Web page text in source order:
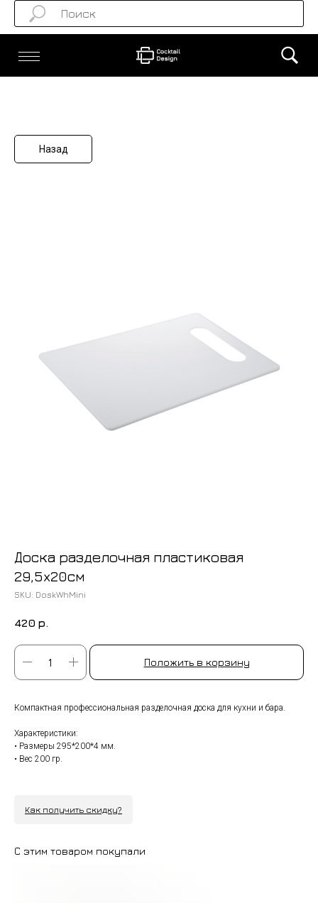
Назад
Доска разделочная пластиковая
29,5x20см
SKU: DoskWhMini
420 р.
Положить в корзину
Компактная профессиональная разделочная доска для кухни и бара.
Характеристики:
• Размеры 295*200*4 мм.
• Вес 200 гр.
Как получить скидку?
С этим товаром покупали